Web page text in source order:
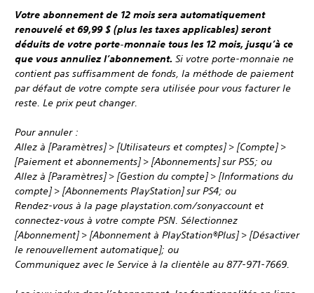
Votre abonnement de 12 mois sera automatiquement
renouvelé et 69,99 $ (plus les taxes applicables) seront
déduits de votre porte-monnaie tous les 12 mois, jusqu’à ce
que vous annuliez l’abonnement. Si votre porte-monnaie ne
contient pas suffisamment de fonds, la méthode de paiement
par défaut de votre compte sera utilisée pour vous facturer le
reste. Le prix peut changer.
Pour annuler :
Allez à [Paramètres] > [Utilisateurs et comptes] > [Compte] >
[Paiement et abonnements] > [Abonnements] sur PS5; ou
Allez à [Paramètres] > [Gestion du compte] > [Informations du
compte] > [Abonnements PlayStation] sur PS4; ou
Rendez-vous à la page playstation.com/sonyaccount et
connectez-vous à votre compte PSN. Sélectionnez
[Abonnement] > [Abonnement à PlayStation®Plus] > [Désactiver
le renouvellement automatique]; ou
Communiquez avec le Service à la clientèle au 877-971-7669.